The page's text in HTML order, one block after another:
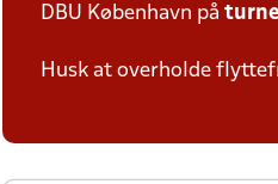
DBU København på
Husk at overholde